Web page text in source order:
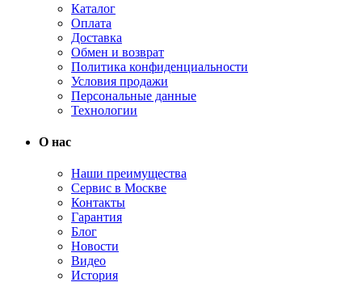
Каталог
Оплата
Доставка
Обмен и возврат
Политика конфиденциальности
Условия продажи
Персональные данные
Технологии
О нас
Наши преимущества
Сервис в Москве
Контакты
Гарантия
Блог
Новости
Видео
История